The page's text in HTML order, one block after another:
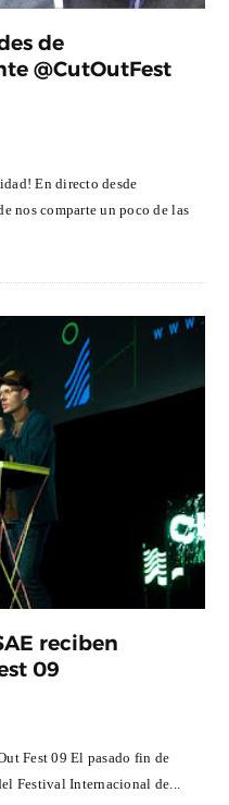
de
@CutOutFest
En directo desde
nos comparte un poco de las
reciben
09
Fest 09 El pasado fin de
Festival Internacional de...